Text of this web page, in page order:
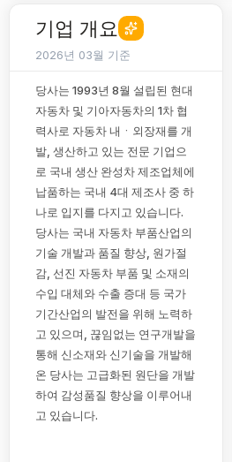
기업 개요
2026년 03월 기준
당사는 1993년 8월 설립된 현대
자동차 및 기아자동차의 1차 협
력사로 자동차 내ㆍ외장재를 개
발, 생산하고 있는 전문 기업으
로 국내 생산 완성차 제조업체에
납품하는 국내 4대 제조사 중 하
나로 입지를 다지고 있습니다.
당사는 국내 자동차 부품산업의
기술 개발과 품질 향상, 원가절
감, 선진 자동차 부품 및 소재의
수입 대체와 수출 증대 등 국가
기간산업의 발전을 위해 노력하
고 있으며, 끊임없는 연구개발을
통해 신소재와 신기술을 개발해
온 당사는 고급화된 원단을 개발
하여 감성품질 향상을 이루어내
고 있습니다.